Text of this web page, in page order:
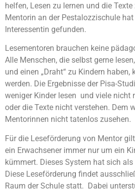
helfen, Lesen zu lernen und die
Mentorin an der Pestalozzischule
Interessentin gefunden.
Lesementoren brauchen keine
Alle Menschen, die selbst gerne
und einen „Draht“ zu Kindern haben,
werden. Die Ergebnisse der Pisa-
weniger Kinder lesen und viele nicht
oder die Texte nicht verstehen. Dem
Mentorinnen nicht tatenlos zusehen.
Für die Leseförderung von Mentor
ein Erwachsener immer nur um ein
kümmert. Dieses System hat sich
Diese Leseförderung findet
Raum der Schule statt. Dabei